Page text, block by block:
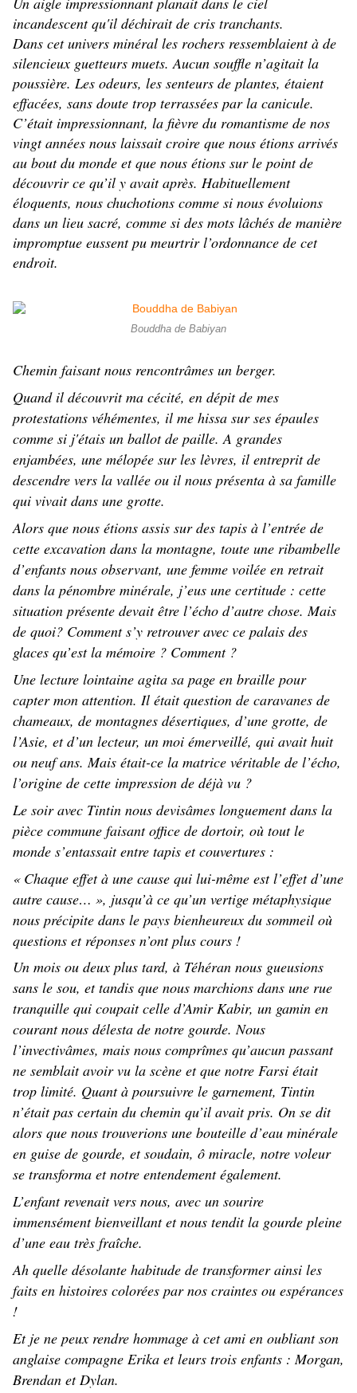
incandescent qu'il déchirait de cris tranchants.
Dans cet univers minéral les rochers ressemblaient à de
silencieux guetteurs muets. Aucun souffle n’agitait la
poussière. Les odeurs, les senteurs de plantes, étaient
effacées, sans doute trop terrassées par la canicule.
C’était impressionnant, la fièvre du romantisme de nos
vingt années nous laissait croire que nous étions arrivés
au bout du monde et que nous étions sur le point de
découvrir ce qu’il y avait après. Habituellement
éloquents, nous chuchotions comme si nous évoluions
dans un lieu sacré, comme si des mots lâchés de manière
impromptue eussent pu meurtrir l’ordonnance de cet
endroit.
Bouddha de Babiyan
Chemin faisant nous rencontrâmes un berger.
Quand il découvrit ma cécité, en dépit de mes
protestations véhémentes, il me hissa sur ses épaules
comme si j'étais un ballot de paille. A grandes
enjambées, une mélopée sur les lèvres, il entreprit de
descendre vers la vallée ou il nous présenta à sa famille
qui vivait dans une grotte.
Alors que nous étions assis sur des tapis à l’entrée de
cette excavation dans la montagne, toute une ribambelle
d’enfants nous observant, une femme voilée en retrait
dans la pénombre minérale, j’eus une certitude : cette
situation présente devait être l’écho d’autre chose. Mais
de quoi? Comment s’y retrouver avec ce palais des
glaces qu’est la mémoire ? Comment ?
Une lecture lointaine agita sa page en braille pour
capter mon attention. Il était question de caravanes de
chameaux, de montagnes désertiques, d’une grotte, de
l’Asie, et d’un lecteur, un moi émerveillé, qui avait huit
ou neuf ans. Mais était-ce la matrice véritable de l’écho,
l’origine de cette impression de déjà vu ?
Le soir avec Tintin nous devisâmes longuement dans la
pièce commune faisant office de dortoir, où tout le
monde s’entassait entre tapis et couvertures :
« Chaque effet à une cause qui lui-même est l’effet d’une
autre cause… », jusqu’à ce qu’un vertige métaphysique
nous précipite dans le pays bienheureux du sommeil où
questions et réponses n’ont plus cours !
Un mois ou deux plus tard, à Téhéran nous gueusions
sans le sou, et tandis que nous marchions dans une rue
tranquille qui coupait celle d’Amir Kabir, un gamin en
courant nous délesta de notre gourde. Nous
l’invectivâmes, mais nous comprîmes qu’aucun passant
ne semblait avoir vu la scène et que notre Farsi était
trop limité. Quant à poursuivre le garnement, Tintin
n’était pas certain du chemin qu’il avait pris. On se dit
alors que nous trouverions une bouteille d’eau minérale
en guise de gourde, et soudain, ô miracle, notre voleur
se transforma et notre entendement également.
L’enfant revenait vers nous, avec un sourire
immensément bienveillant et nous tendit la gourde pleine
d’une eau très fraîche.
Ah quelle désolante habitude de transformer ainsi les
faits en histoires colorées par nos craintes ou espérances
!
Et je ne peux rendre hommage à cet ami en oubliant son
anglaise compagne Erika et leurs trois enfants : Morgan,
Brendan et Dylan.